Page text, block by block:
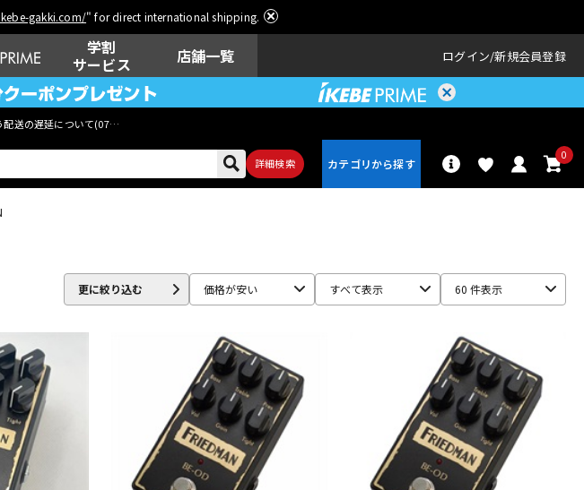
gakki.com/" for direct international shipping.
学割
サービス
店舗一覧 ログイン 新規会員登録
配送の遅延について(07月29日
詳細検索
0
その他楽器 アンプ エフェクター
レコーディン 配信/ライブ
機器
楽器アクセサ
リ
更に絞り込む 価格が安い すべて表示 60 件表示